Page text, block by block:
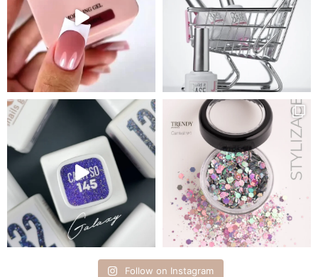
Follow on Instagram